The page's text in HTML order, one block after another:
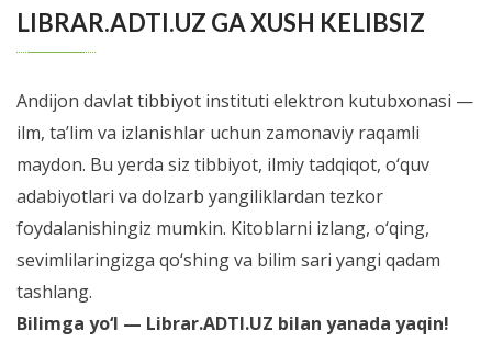
LIBRAR.ADTI.UZ GA XUSH KELIBSIZ
Andijon davlat tibbiyot instituti elektron kutubxonasi —
ilm, ta’lim va izlanishlar uchun zamonaviy raqamli
maydon. Bu yerda siz tibbiyot, ilmiy tadqiqot, o‘quv
adabiyotlari va dolzarb yangiliklardan tezkor
foydalanishingiz mumkin. Kitoblarni izlang, o‘qing,
sevimlilaringizga qo‘shing va bilim sari yangi qadam
tashlang.
Bilimga yo‘l — Librar.ADTI.UZ bilan yanada yaqin!